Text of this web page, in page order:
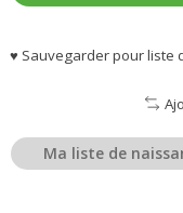
♥ Sauvegarder pour liste
Ma liste de